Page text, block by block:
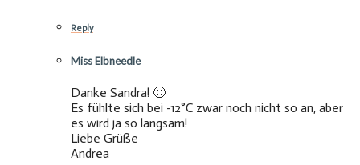
Reply
Miss Elbneedle
Danke Sandra! 🙂
Es fühlte sich bei -12°C zwar noch nicht so an, aber
es wird ja so langsam!
Liebe Grüße
Andrea